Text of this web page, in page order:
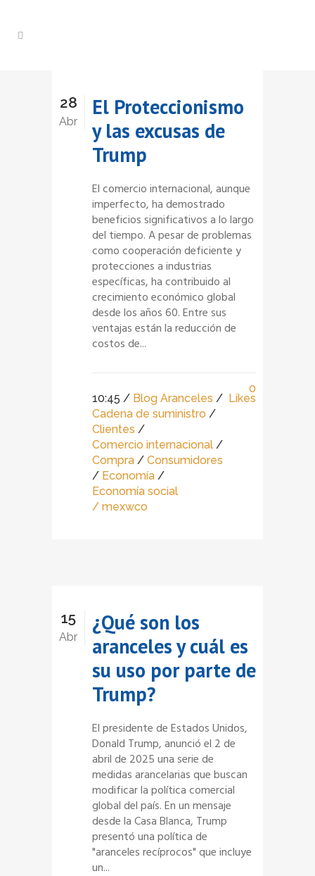
28
Abr
El Proteccionismo
y las excusas de
Trump
El comercio internacional, aunque
imperfecto, ha demostrado
beneficios significativos a lo largo
del tiempo. A pesar de problemas
como cooperación deficiente y
protecciones a industrias
específicas, ha contribuido al
crecimiento económico global
desde los años 60. Entre sus
ventajas están la reducción de
costos de...
10:45 / Blog Aranceles /
Cadena de suministro /
Clientes /
Comercio internacional /
Compra / Consumidores
/ Economía /
Economía social
/ mexwco
0
Likes
15
Abr
¿Qué son los
aranceles y cuál es
su uso por parte de
Trump?
El presidente de Estados Unidos,
Donald Trump, anunció el 2 de
abril de 2025 una serie de
medidas arancelarias que buscan
modificar la política comercial
global del país. En un mensaje
desde la Casa Blanca, Trump
presentó una política de
"aranceles recíprocos" que incluye
un...